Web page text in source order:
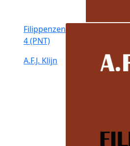
Filippenzen
4 (PNT)
A.F.J. Klijn